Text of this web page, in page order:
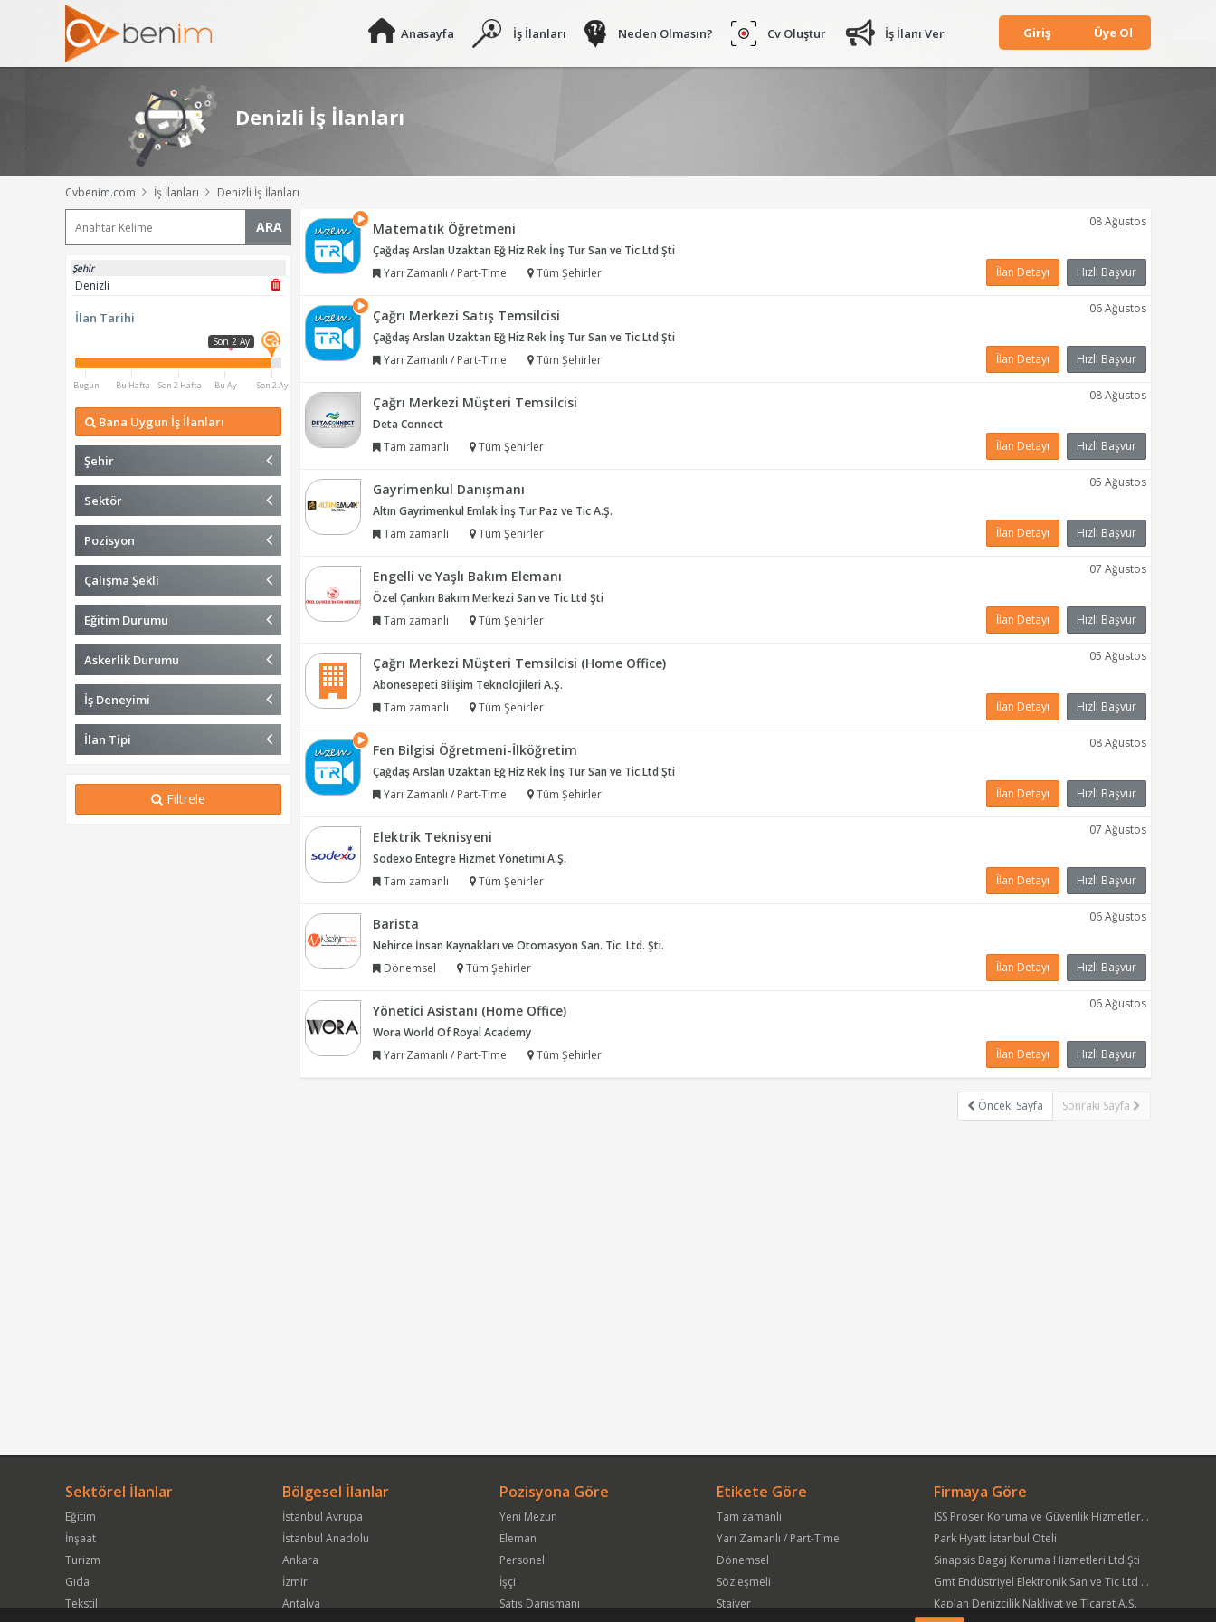
Anasayfa İş İlanları Neden Olmasın? Cv Oluştur İş İlanı Ver Giriş Üye Ol
Denizli İş İlanları
Cvbenim.com İş İlanları Denizli İş İlanları
ARA
Şehir
Denizli
İlan Tarihi
Son 2 Ay
Bugün Bu Hafta Son 2 Hafta Bu Ay Son 2 Ay
Bana Uygun İş İlanları
Şehir
Sektör
Pozisyon
Çalışma Şekli
Eğitim Durumu
Askerlik Durumu
İş Deneyimi
İlan Tipi
Filtrele
İlan Detayı Hızlı Başvur
08 Ağustos
Matematik Öğretmeni
Çağdaş Arslan Uzaktan Eğ Hiz Rek İnş Tur San ve Tic Ltd Şti
Yarı Zamanlı / Part-Time
Tüm Şehirler
İlan Detayı Hızlı Başvur
06 Ağustos
Çağrı Merkezi Satış Temsilcisi
Çağdaş Arslan Uzaktan Eğ Hiz Rek İnş Tur San ve Tic Ltd Şti
Yarı Zamanlı / Part-Time
Tüm Şehirler
İlan Detayı Hızlı Başvur
08 Ağustos
Çağrı Merkezi Müşteri Temsilcisi
Deta Connect
Tam zamanlı
Tüm Şehirler
İlan Detayı Hızlı Başvur
05 Ağustos
Gayrimenkul Danışmanı
Altın Gayrimenkul Emlak İnş Tur Paz ve Tic A.Ş.
Tam zamanlı
Tüm Şehirler
İlan Detayı Hızlı Başvur
07 Ağustos
Engelli ve Yaşlı Bakım Elemanı
Özel Çankırı Bakım Merkezi San ve Tic Ltd Şti
Tam zamanlı
Tüm Şehirler
İlan Detayı Hızlı Başvur
05 Ağustos
Çağrı Merkezi Müşteri Temsilcisi (Home Office)
Abonesepeti Bilişim Teknolojileri A.Ş.
Tam zamanlı
Tüm Şehirler
İlan Detayı Hızlı Başvur
08 Ağustos
Fen Bilgisi Öğretmeni-İlköğretim
Çağdaş Arslan Uzaktan Eğ Hiz Rek İnş Tur San ve Tic Ltd Şti
Yarı Zamanlı / Part-Time
Tüm Şehirler
İlan Detayı Hızlı Başvur
07 Ağustos
Elektrik Teknisyeni
Sodexo Entegre Hizmet Yönetimi A.Ş.
Tam zamanlı
Tüm Şehirler
İlan Detayı Hızlı Başvur
06 Ağustos
Barista
Nehirce İnsan Kaynakları ve Otomasyon San. Tic. Ltd. Şti.
Dönemsel
Tüm Şehirler
İlan Detayı Hızlı Başvur
06 Ağustos
Yönetici Asistanı (Home Office)
Wora World Of Royal Academy
Yarı Zamanlı / Part-Time
Tüm Şehirler
Önceki Sayfa Sonraki Sayfa
Sektörel İlanlar
Eğitim
İnşaat
Turizm
Gıda
Tekstil
Bölgesel İlanlar
İstanbul Avrupa
İstanbul Anadolu
Ankara
İzmir
Antalya
Pozisyona Göre
Yeni Mezun
Eleman
Personel
İşçi
Satış Danışmanı
Etikete Göre
Tam zamanlı
Yarı Zamanlı / Part-Time
Dönemsel
Sözleşmeli
Stajyer
Firmaya Göre
ISS Proser Koruma ve Güvenlik Hizmetleri A.Ş.
Park Hyatt İstanbul Oteli
Sinapsis Bagaj Koruma Hizmetleri Ltd Şti
Gmt Endüstriyel Elektronik San ve Tic Ltd Şti
Kaplan Denizcilik Nakliyat ve Ticaret A.Ş.